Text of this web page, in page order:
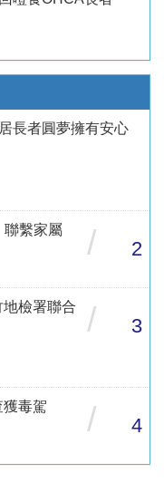
長者圓夢擁有安心
繫家屬
/ 2
檢署聯合
/ 3
毒駕
/ 4